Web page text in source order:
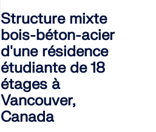
Structure mixte
bois-béton-acier
d'une résidence
étudiante de 18
étages à
Vancouver,
Canada